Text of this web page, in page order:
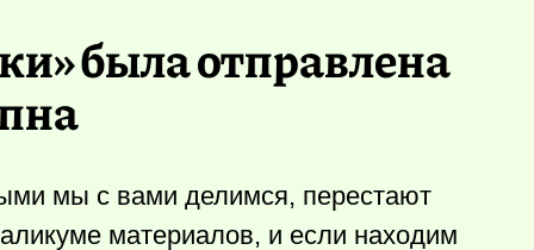
была отправлена
мы с вами делимся, перестают
материалов, и если находим